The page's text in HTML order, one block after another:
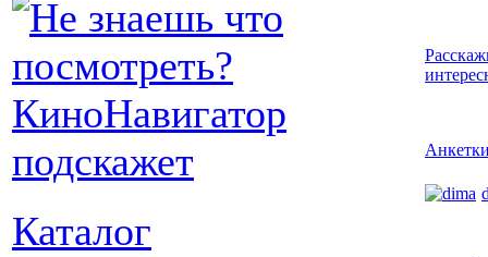
Каталог